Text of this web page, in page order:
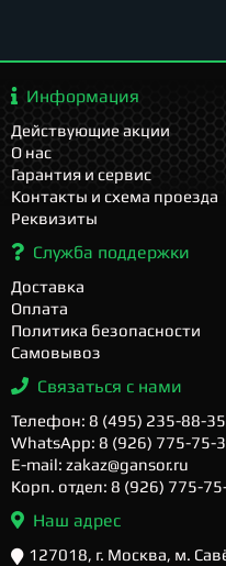
Информация
Действующие акции
О нас
Гарантия и сервис
Контакты и схема проезда
Реквизиты
Служба поддержки
Доставка
Оплата
Политика безопасности
Самовывоз
Связаться с нами
Телефон: 8 (495) 235-88-35
WhatsApp: 8 (926) 775-75-
E-mail: zakaz@gansor.ru
Корп. отдел: 8 (926) 775-
Наш адрес
127018, г. Москва, м.